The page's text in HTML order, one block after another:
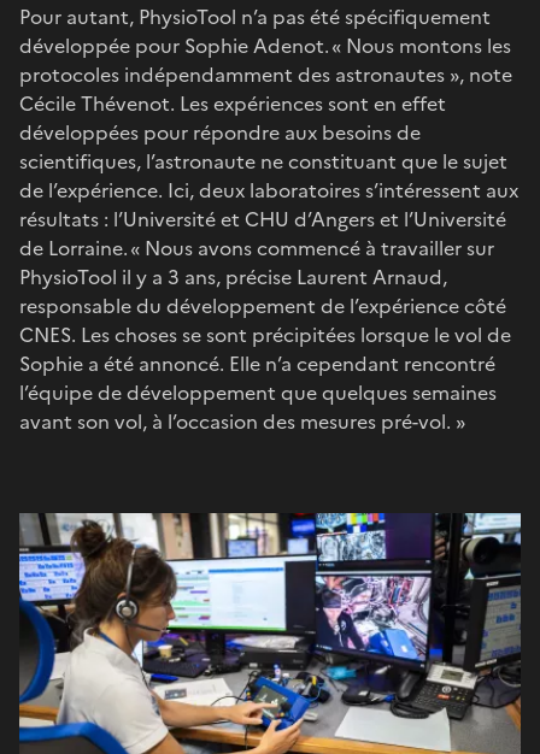
Pour autant, PhysioTool n’a pas été spécifiquement
développée pour Sophie Adenot. « Nous montons les
protocoles indépendamment des astronautes », note
Cécile Thévenot. Les expériences sont en effet
développées pour répondre aux besoins de
scientifiques, l’astronaute ne constituant que le sujet
de l’expérience. Ici, deux laboratoires s’intéressent aux
résultats : l’Université et CHU d’Angers et l’Université
de Lorraine. « Nous avons commencé à travailler sur
PhysioTool il y a 3 ans, précise Laurent Arnaud,
responsable du développement de l’expérience côté
CNES. Les choses se sont précipitées lorsque le vol de
Sophie a été annoncé. Elle n’a cependant rencontré
l’équipe de développement que quelques semaines
avant son vol, à l’occasion des mesures pré-vol. »